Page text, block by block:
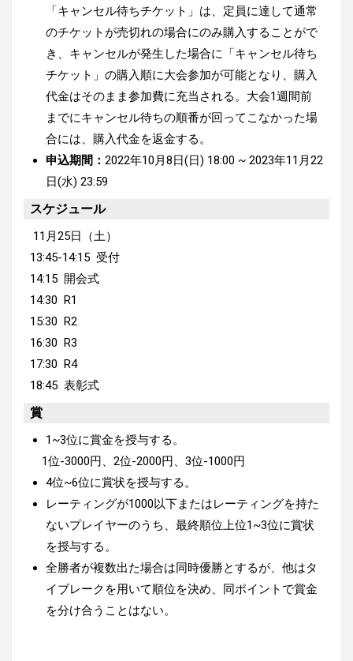
「キャンセル待ちチケット」は、定員に達して通常
のチケットが売切れの場合にのみ購入することがで
き、キャンセルが発生した場合に「キャンセル待ち
チケット」の購入順に大会参加が可能となり、購入
代金はそのまま参加費に充当される。大会1週間前
までにキャンセル待ちの順番が回ってこなかった場
合には、購入代金を返金する。
申込期間： 2022年10月8日(日) 18:00 ~ 2023年11月22
日(水) 23:59
スケジュール
11月25日（土）
13:45-14:15 受付
14:15 開会式
14:30 R1
15:30 R2
16:30 R3
17:30 R4
18:45 表彰式
賞
1~3位に賞金を授与する。
1位-3000円、2位-2000円、3位-1000円
4位~6位に賞状を授与する。
レーティングが1000以下またはレーティングを持た
ないプレイヤーのうち、最終順位上位1~3位に賞状
を授与する。
全勝者が複数出た場合は同時優勝とするが、他はタ
イブレークを用いて順位を決め、同ポイントで賞金
を分け合うことはない。